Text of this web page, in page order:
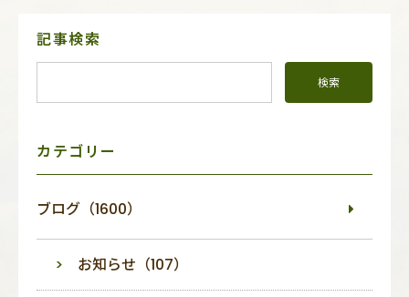
サ
ニ
記事検索
カテゴリー
ブログ（1600）
お知らせ（107）